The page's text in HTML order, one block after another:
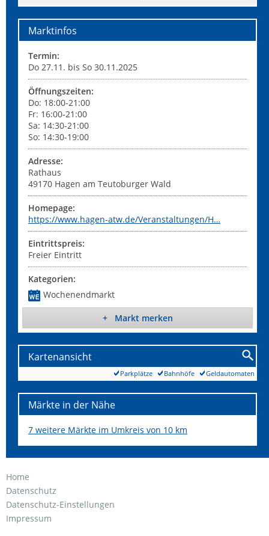
Marktinfos
Termin:
Do 27.11. bis So 30.11.2025
Öffnungszeiten:
Do: 18:00-21:00
Fr: 16:00-21:00
Sa: 14:30-21:00
So: 14:30-19:00
Adresse:
Rathaus
49170 Hagen am Teutoburger Wald
Homepage:
https://www.hagen-atw.de/Veranstaltungen/H…
Eintrittspreis:
Freier Eintritt
Kategorien:
Wochenendmarkt
+ Markt merken
Kartenansicht
Geldautomaten
Bahnhöfe
Parkplätze
Märkte in der Nähe
7 weitere Märkte im Umkreis von 10 km
Home
Datenschutz
Datenschutz-Einstellungen
Impressum